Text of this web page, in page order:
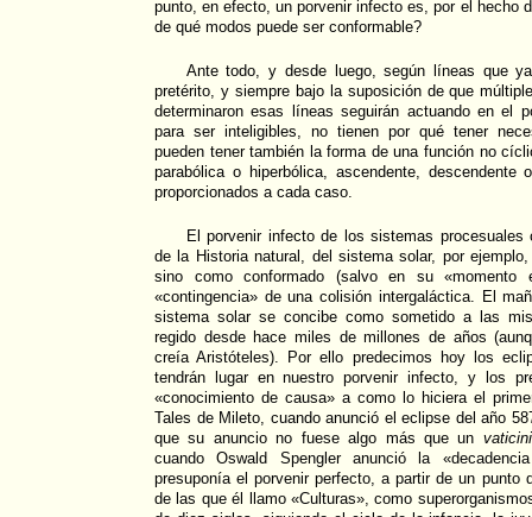
punto, en efecto, un porvenir infecto es, por el hecho
de qué modos puede ser conformable?
Ante todo, y desde luego, según líneas que
pretérito, y siempre bajo la suposición de que
determinaron esas líneas seguirán actuando en el
para ser inteligibles, no tienen por qué tener
pueden tener también la forma de una función no
parabólica o hiperbólica, ascendente,
proporcionados a cada caso.
El porvenir infecto de los sistemas
de la Historia natural, del sistema solar, por
sino como conformado (salvo en su «momento
«contingencia» de una colisión intergaláctica. El
sistema solar se concibe como sometido a las
regido desde hace miles de millones de años
creía Aristóteles). Por ello predecimos hoy los
tendrán lugar en nuestro porvenir infecto, y los
«conocimiento de causa» a como lo hiciera el
Tales de Mileto, cuando anunció el eclipse del año
que su anuncio no fuese algo más que un
cuando Oswald Spengler anunció la
presuponía el porvenir perfecto, a partir de un punto
de las que él llamo «Culturas», como